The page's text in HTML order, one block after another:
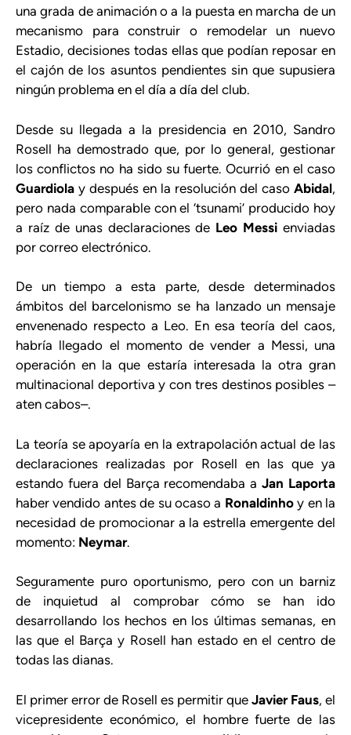
una grada de animación o a la puesta en marcha de un
mecanismo para construir o remodelar un nuevo
Estadio, decisiones todas ellas que podían reposar en
el cajón de los asuntos pendientes sin que supusiera
ningún problema en el día a día del club.
Desde su llegada a la presidencia en 2010, Sandro
Rosell ha demostrado que, por lo general, gestionar
los conflictos no ha sido su fuerte. Ocurrió en el caso
Guardiola y después en la resolución del caso Abidal,
pero nada comparable con el ‘tsunami’ producido hoy
a raíz de unas declaraciones de Leo Messi enviadas
por correo electrónico.
De un tiempo a esta parte, desde determinados
ámbitos del barcelonismo se ha lanzado un mensaje
envenenado respecto a Leo. En esa teoría del caos,
habría llegado el momento de vender a Messi, una
operación en la que estaría interesada la otra gran
multinacional deportiva y con tres destinos posibles –
aten cabos–.
La teoría se apoyaría en la extrapolación actual de las
declaraciones realizadas por Rosell en las que ya
estando fuera del Barça recomendaba aJan Laporta
haber vendido antes de su ocaso a Ronaldinhoy en la
necesidad de promocionar a la estrella emergente del
momento: Neymar.
Seguramente puro oportunismo, pero con un barniz
de inquietud al comprobar cómo se han ido
desarrollando los hechos en los últimas semanas, en
las que el Barça y Rosell han estado en el centro de
todas las dianas.
El primer error de Rosell es permitir que Javier Faus, el
vicepresidente económico, el hombre fuerte de las